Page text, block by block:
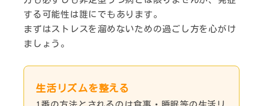
する可能性は誰にでもあります。
まずはストレスを溜めないための過ごし方を心がけ
ましょう。
生活リズムを整える